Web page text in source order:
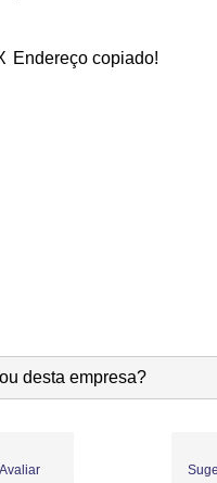
Endereço copiado!
desta empresa?
Avaliar